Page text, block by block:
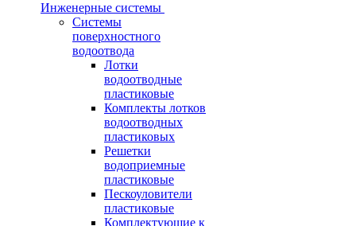
Инженерные системы
Системы
поверхностного
водоотвода
Лотки
водоотводные
пластиковые
Комплекты лотков
водоотводных
пластиковых
Решетки
водоприемные
пластиковые
Пескоуловители
пластиковые
Комплектующие к